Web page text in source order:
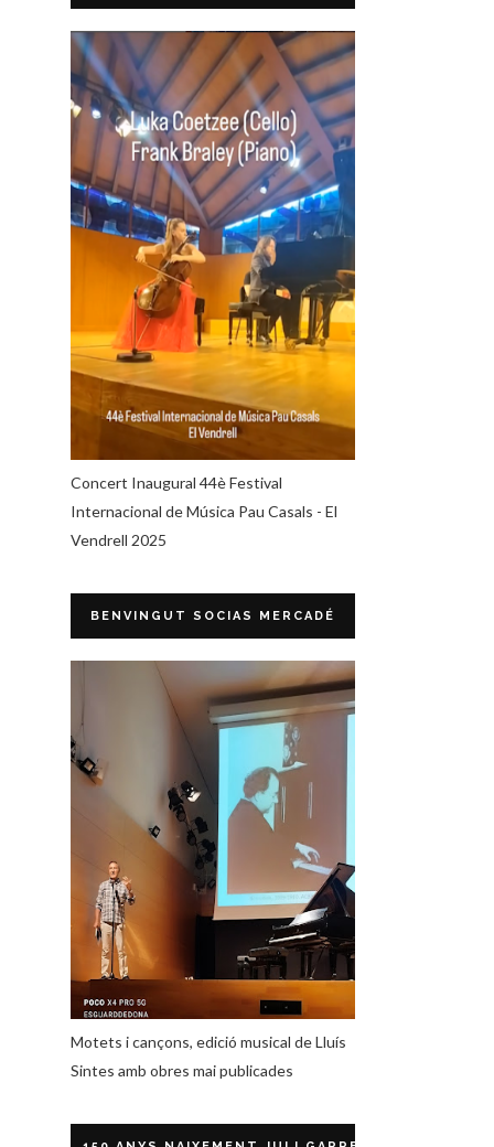
Concert Inaugural 44è Festival
Internacional de Música Pau Casals - El
Vendrell 2025
BENVINGUT SOCIAS MERCADÉ
Motets i cançons, edició musical de Lluís
Sintes amb obres mai publicades